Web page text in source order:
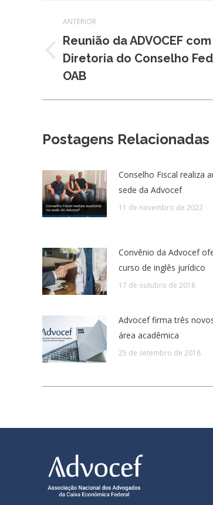
de
post:
ANTERIOR
Post
anterior:
Reunião da ADVOCEF
Diretoria do Conselho
OAB
Postagens Relacionadas
Conselho Fiscal realiza
sede da Advocef
11 de novembro de 2022
Convênio da Advocef
curso de inglês jurídico
17 de outubro de 2018
Advocef firma três
área acadêmica
25 de setembro de 2018